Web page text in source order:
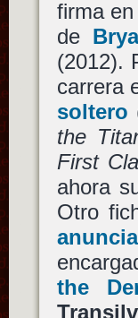
firma
de
(2012).
carrera
soltero
the
First
ahora
Otro
the